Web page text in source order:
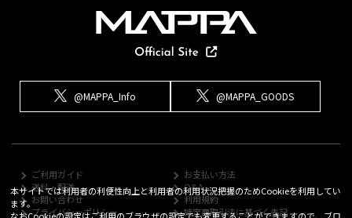
@MAPPA_Info @MAPPA_GOODS
ご利用ガイド
お支払い方法
送料・配送
Q&A
お問い合わせ
利用規約
プライバシーポリシー
特定商取引法に基づく表記
本サイトでは利用者の利便性向上と利用者の利用状況把握のためCookieを利用してい
ます。
なおCookieの設定はご利用のブラウザの設定でも変更することができますので、ブロ